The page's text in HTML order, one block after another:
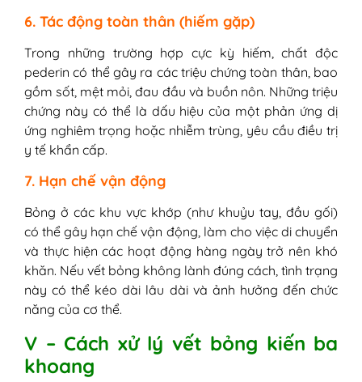
6. Tác động toàn thân (hiếm gặp)
Trong những trường hợp cực kỳ hiếm, chất độc
pederin có thể gây ra các triệu chứng toàn thân, bao
gồm sốt, mệt mỏi, đau đầu và buồn nôn. Những triệu
chứng này có thể là dấu hiệu của một phản ứng dị
ứng nghiêm trọng hoặc nhiễm trùng, yêu cầu điều trị
y tế khẩn cấp.
7. Hạn chế vận động
Bỏng ở các khu vực khớp (như khuỷu tay, đầu gối)
có thể gây hạn chế vận động, làm cho việc di chuyển
và thực hiện các hoạt động hàng ngày trở nên khó
khăn. Nếu vết bỏng không lành đúng cách, tình trạng
này có thể kéo dài lâu dài và ảnh hưởng đến chức
năng của cơ thể.
V – Cách xử lý vết bỏng kiến ba
khoang